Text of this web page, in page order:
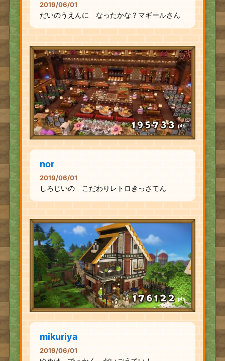
2019/06/01
だいのうえんに なったかな？マギールさん
pts
nor
2019/06/01
しろじいの こだわりレトロきっさてん
pts
mikuriya
2019/06/01